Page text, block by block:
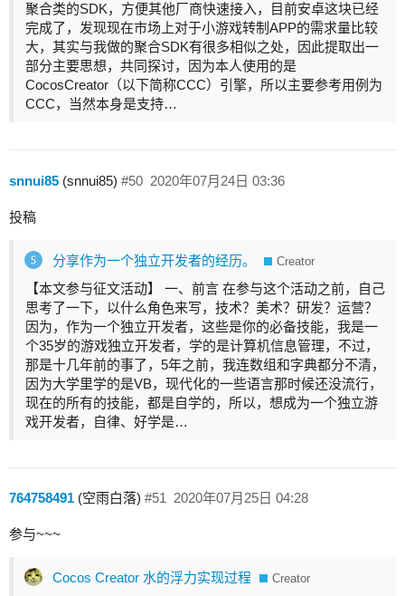
聚合类的SDK，方便其他厂商快速接入，目前安卓这块已经
完成了，发现现在市场上对于小游戏转制APP的需求量比较
大，其实与我做的聚合SDK有很多相似之处，因此提取出一
部分主要思想，共同探讨，因为本人使用的是
CocosCreator（以下简称CCC）引擎，所以主要参考用例为
CCC，当然本身是支持…
snnui85 (snnui85) 2020年07月24日 03:36
#50
投稿
分享作为一个独立开发者的经历。 Creator
【本文参与征文活动】 一、前言 在参与这个活动之前，自己
思考了一下，以什么角色来写，技术？美术？研发？运营？
因为，作为一个独立开发者，这些是你的必备技能，我是一
个35岁的游戏独立开发者，学的是计算机信息管理，不过，
那是十几年前的事了，5年之前，我连数组和字典都分不清，
因为大学里学的是VB，现代化的一些语言那时候还没流行，
现在的所有的技能，都是自学的，所以，想成为一个独立游
戏开发者，自律、好学是…
764758491 (空雨白落) 2020年07月25日 04:28
#51
参与~~~
Cocos Creator 水的浮力实现过程 Creator